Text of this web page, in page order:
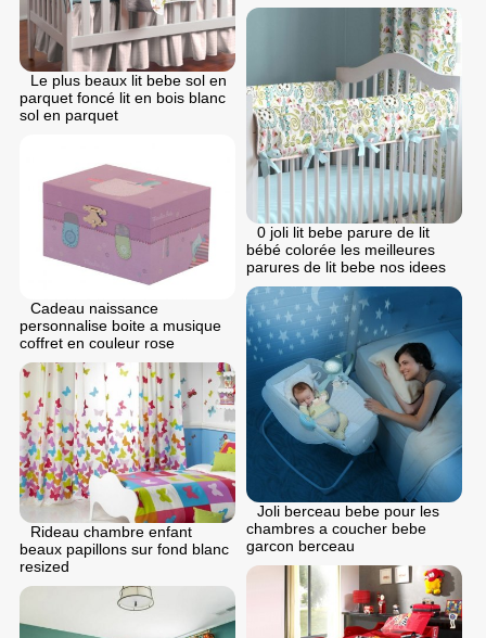
Le plus beaux lit bebe sol en
parquet foncé lit en bois blanc
sol en parquet
0 joli lit bebe parure de lit
bébé colorée les meilleures
parures de lit bebe nos idees
Cadeau naissance
personnalise boite a musique
coffret en couleur rose
Joli berceau bebe pour les
chambres a coucher bebe
garcon berceau
Rideau chambre enfant
beaux papillons sur fond blanc
resized